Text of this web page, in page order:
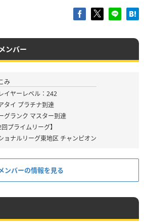
ンバー
み
イヤーレベル：242
タイ プラチナ到達
グランク マスター到達
回プライムリーグ】
ョナルリーグ東地区 チャンピオン
ンバーの情報を見る